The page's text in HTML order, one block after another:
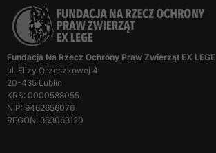
Fundacja Na Rzecz Ochrony Praw Zwierząt EX LEGE
ul. Elizy Orzeszkowej 4
20-435 Lublin
KRS: 0000588055
NIP: 9462656076
REGON: 363063120